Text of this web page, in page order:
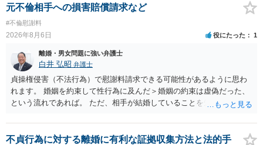
元不倫相手への損害賠償請求など
#不倫慰謝料
2026年8月6日 役にたった 1
離婚・男女問題に強い弁護士
白井 弘昭 弁護士
貞操権侵害（不法行為）で慰謝料請求できる可能性があるように思わ
れます。 婚姻を約束して性行為に及んだ＞婚姻の約束は虚偽だった、
という流れであれば。 ただ、相手が結婚していることを知って行為に
性も認められそうですので、あまり慰謝料は高額にならないように思
われます。 一度、最寄りの弁護士に相談してみてください。
不貞行為に対する離婚に有利な証拠収集方法と法的手